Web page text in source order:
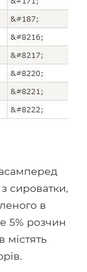
сироватки,
в
5% розчин
містять